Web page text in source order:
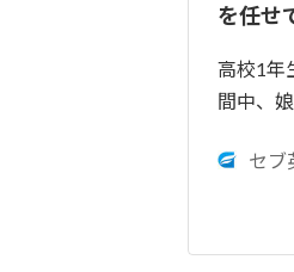
を任せ
高校1年
間中、
セブ